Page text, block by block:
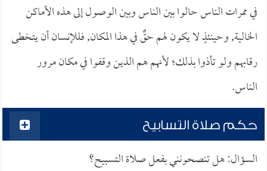
في ممرات الناس حالوا بين الناس وبين الوصول إلى هذه الأماكن
الخالية, وحينئذٍ لا يكون لهم حقٌ في هذا المكان, فللإنسان أن يتخطى
رقابهم ولو تأذوا بذلك؛ لأنهم هم الذين وقفوا في مكان مرور
الناس.
حكم صلاة التسابيح
السؤال: هل تنصحونني بفعل صلاة التسبيح؟